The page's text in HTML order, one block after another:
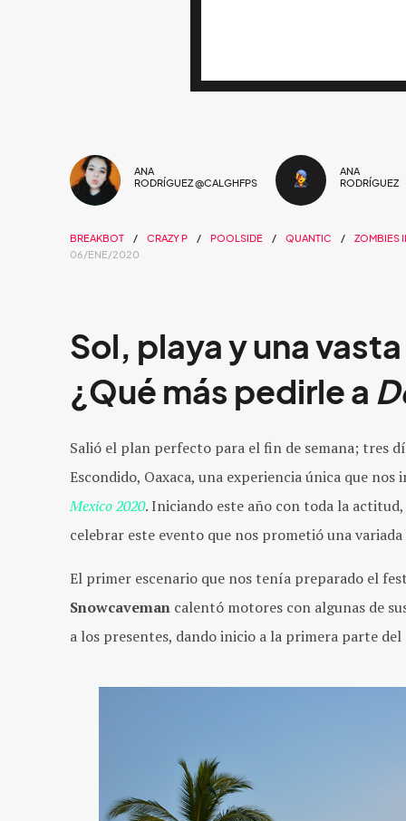
ANA
RODRÍGUEZ @CALGHFPS
ANA
RODRÍGUEZ
BREAKBOT CRAZY P POOLSIDE QUANTIC
ZOMBIES
06/ENE/2020
Sol, playa y una
¿Qué más pedirle a
Salió el plan perfecto para el fin de semana; tres
Escondido, Oaxaca, una experiencia única que
Mexico 2020.Iniciando este año con toda la
celebrar este evento que nos prometió una
El primer escenario que nos tenía preparado el
Snowcaveman calentó motores con algunas de
a los presentes, dando inicio a la primera parte del